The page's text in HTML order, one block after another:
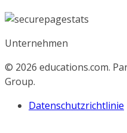
Unternehmen
© 2026 educations.com.
Group.
Datenschutzrichtlinie